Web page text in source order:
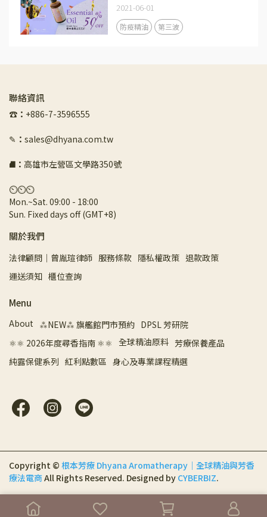
2021-06-01
防疫精油 第三波
聯絡資訊
☎︎ ： +886-7-3596555
✎ ： sales@dhyana.com.tw
⛘ ： 高雄市左營區文學路350號
⏲︎⏲︎⏲︎
Mon.~Sat. 09:00 - 18:00
Sun. Fixed days off (GMT+8)
關於我們
法律顧問｜曾胤瑄律師 服務條款 隱私權政策 退款政策
運送須知 櫃位查詢
Menu
About ⁂NEW⁂ 旗艦館門市預約 DPSL 芳研院
⚛︎⚛︎ 2026年度尋香指南 ⚛︎⚛︎ 全球精油原料 芳療保養產品
純露保健系列 紅利點數區 身心及專業課程精選
Copyright © 根本芳療 Dhyana Aromatherapy｜全球精油與芳香
療法電商All Rights Reserved. Designed by CYBERBIZ.